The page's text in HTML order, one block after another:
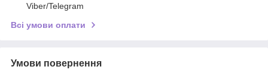
Viber/Telegram
Всі умови оплати
Умови повернення